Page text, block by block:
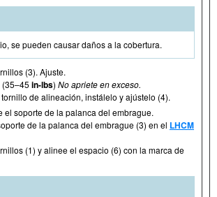
se pueden causar daños a la cobertura.
(3). Ajuste.
(35–45 in-lbs) No apriete en exceso.
de alineación, instálelo y ajústelo (4).
el soporte de la palanca del embrague.
de la palanca del embrague (3) en el LHCM
(1) y alinee el espacio (6) con la marca de